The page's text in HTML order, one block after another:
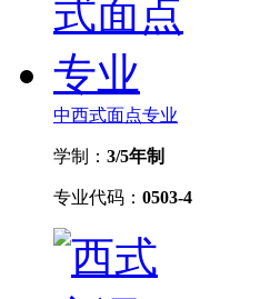
中西式面点专业
学制： 3/5年制
专业代码： 0503-4